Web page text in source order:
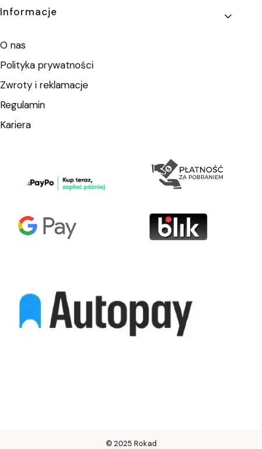
Informacje
O nas
Polityka prywatności
Zwroty i reklamacje
Regulamin
Kariera
© 2025 Rokad